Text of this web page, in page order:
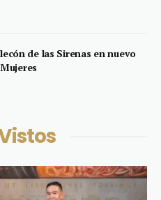
de las Sirenas en nuevo